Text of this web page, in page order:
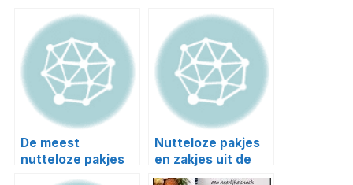
De meest
nutteloze pakjes
Nutteloze pakjes
en zakjes uit de
supermarkt #4